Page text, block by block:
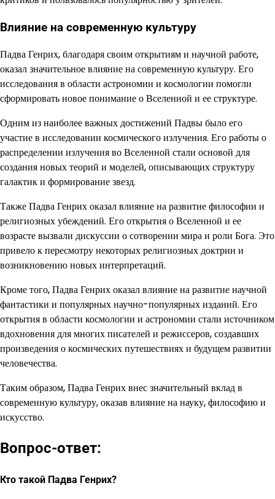
Влияние на современную культуру
Падва Генрих, благодаря своим открытиям и научной работе,
оказал значительное влияние на современную культуру. Его
исследования в области астрономии и космологии помогли
сформировать новое понимание о Вселенной и ее структуре.
Одним из наиболее важных достижений Падвы было его
участие в исследовании космического излучения. Его работы о
распределении излучения во Вселенной стали основой для
создания новых теорий и моделей, описывающих структуру
галактик и формирование звезд.
Также Падва Генрих оказал влияние на развитие философии и
религиозных убеждений. Его открытия о Вселенной и ее
возрасте вызвали дискуссии о сотворении мира и роли Бога. Это
привело к пересмотру некоторых религиозных доктрин и
возникновению новых интерпретаций.
Кроме того, Падва Генрих оказал влияние на развитие научной
фантастики и популярных научно-популярных изданий. Его
открытия в области космологии и астрономии стали источником
вдохновения для многих писателей и режиссеров, создавших
произведения о космических путешествиях и будущем развитии
человечества.
Таким образом, Падва Генрих внес значительный вклад в
современную культуру, оказав влияние на науку, философию и
искусство.
Вопрос-ответ:
Кто такой Падва Генрих?